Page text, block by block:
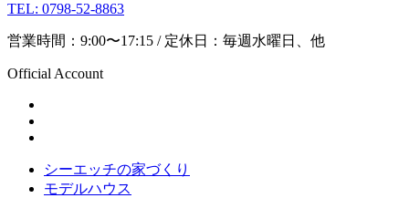
TEL: 0798-52-8863
営業時間：9:00〜17:15 / 定休日：毎週水曜日、他
Official Account
シーエッチの家づくり
モデルハウス